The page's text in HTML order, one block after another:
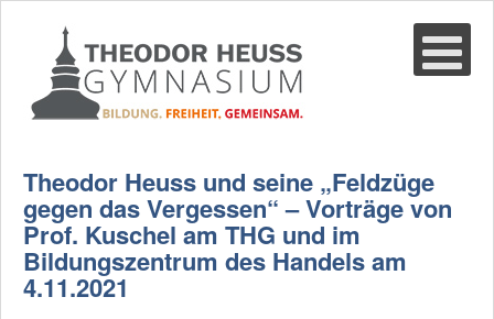
Theodor Heuss und seine „Feldzüge
gegen das Vergessen“ – Vorträge von
Prof. Kuschel am THG und im
Bildungszentrum des Handels am
4.11.2021